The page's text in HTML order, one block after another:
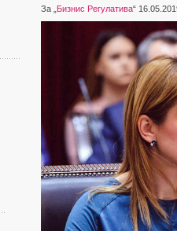
За „ Бизнис Регулатива“